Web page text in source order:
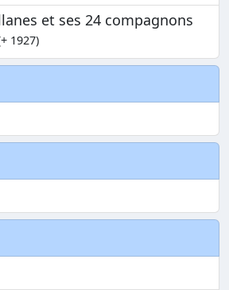
et ses 24 compagnons
1927)